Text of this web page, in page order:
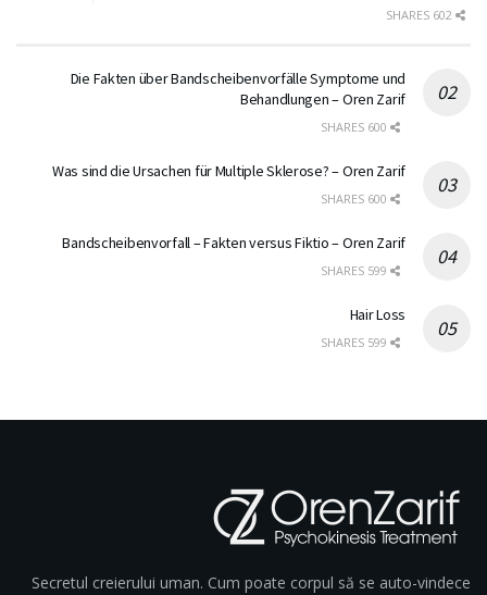
Die Fakten über Bandscheibenvorfälle Symptome und
Behandlungen – Oren Zarif
Was sind die Ursachen für Multiple Sklerose? – Oren Zarif
Bandscheibenvorfall – Fakten versus Fiktio – Oren Zarif
Hair Loss
Secretul creierului uman. Cum poate corpul să se auto-vindece